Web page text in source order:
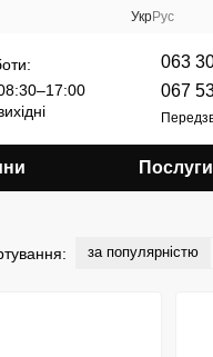
УкрРус
063
067
Послуги
за популярністю